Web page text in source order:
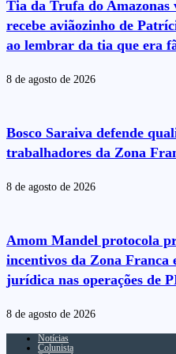
Tia da Trufa do Amazonas
recebe aviãozinho de
ao lembrar da tia que era
8 de agosto de 2026
Bosco Saraiva defende
trabalhadores da Zona
8 de agosto de 2026
Amom Mandel protocola
incentivos da Zona Franca
jurídica nas operações de
8 de agosto de 2026
Notícias
Colunista